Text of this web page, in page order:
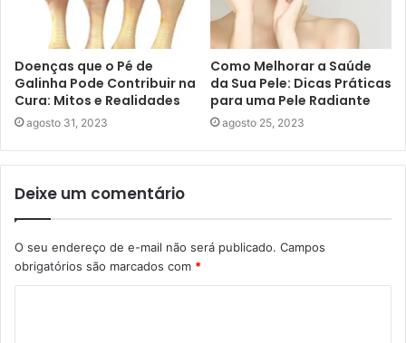
Doenças que o Pé de
Galinha Pode Contribuir na
Cura: Mitos e Realidades
agosto 31, 2023
Como Melhorar a Saúde
da Sua Pele: Dicas Práticas
para uma Pele Radiante
agosto 25, 2023
Deixe um comentário
O seu endereço de e-mail não será publicado. Campos
obrigatórios são marcados com *